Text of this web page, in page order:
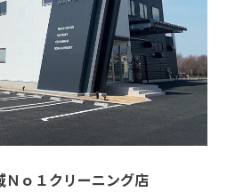
Ｎｏ１クリーニング店